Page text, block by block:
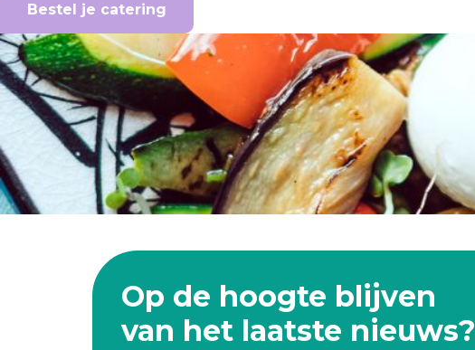
Bestel je catering
Op de hoogte blijven
van het laatste nieuws?